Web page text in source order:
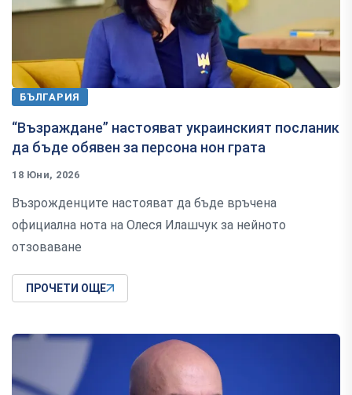
БЪЛГАРИЯ
“Възраждане” настояват украинският посланик
да бъде обявен за персона нон грата
18 Юни, 2026
Възрожденците настояват да бъде връчена
официална нота на Олеся Илашчук за нейното
отзоваване
ПРОЧЕТИ ОЩЕ